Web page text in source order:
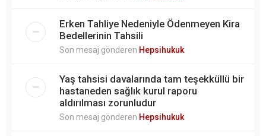
Erken Tahliye Nedeniyle Ödenmeyen Kira
Bedellerinin Tahsili
Son mesaj gönderen Hepsihukuk
Yaş tahsisi davalarında tam teşekküllü bir
hastaneden sağlık kurul raporu
aldırılması zorunludur
Son mesaj gönderen Hepsihukuk